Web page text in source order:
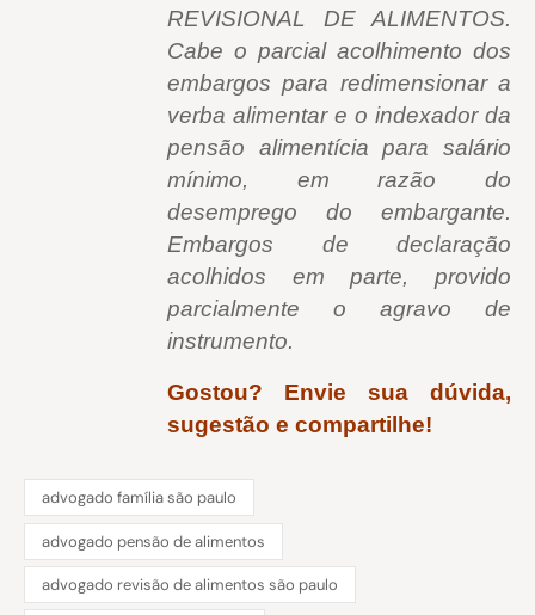
REVISIONAL DE ALIMENTOS.
Cabe o parcial acolhimento dos
embargos para redimensionar a
verba alimentar e o indexador da
pensão alimentícia para salário
mínimo, em razão do
desemprego do embargante.
Embargos de declaração
acolhidos em parte, provido
parcialmente o agravo de
instrumento.
Gostou? Envie sua dúvida,
sugestão e compartilhe!
advogado família são paulo
advogado pensão de alimentos
advogado revisão de alimentos são paulo